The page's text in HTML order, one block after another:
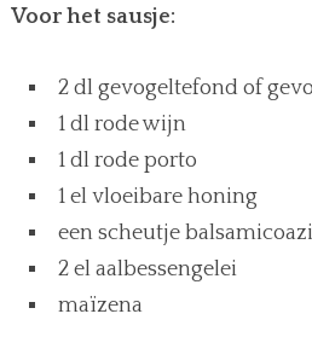
Voor het sausje:
2 dl gevogeltefond of
1 dl rode wijn
1 dl rode porto
1 el vloeibare honing
een scheutje
2 el aalbessengelei
maïzena